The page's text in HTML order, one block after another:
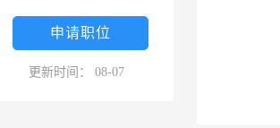
申请职位
更新时间： 08-07